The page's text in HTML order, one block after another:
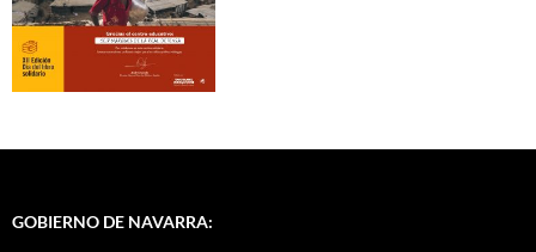
GOBIERNO DE NAVARRA: